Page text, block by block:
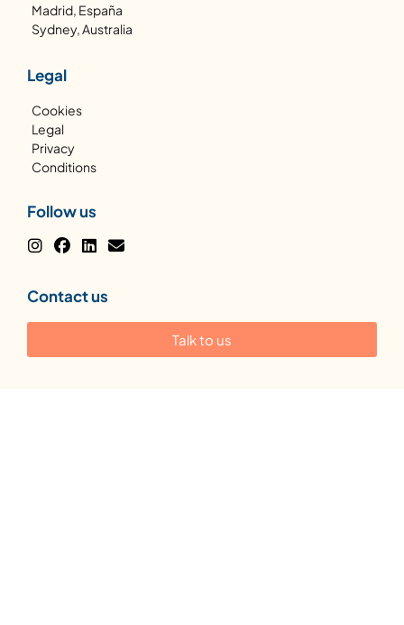
Madrid, España
Sydney, Australia
Legal
Cookies
Legal
Privacy
Conditions
Follow us
Contact us
Talk to us